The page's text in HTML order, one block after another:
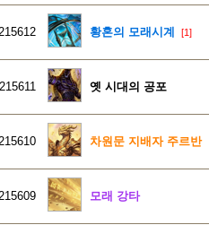
황혼의 모래시계 [1]
215611 옛 시대의 공포
차원문 지배자 주르반
모래 강타